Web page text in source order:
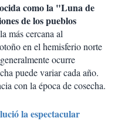
como la "Luna de
de los pueblos
más cercana al
en el hemisferio norte
ocurre
puede variar cada año.
con la época de cosecha.
la espectacular